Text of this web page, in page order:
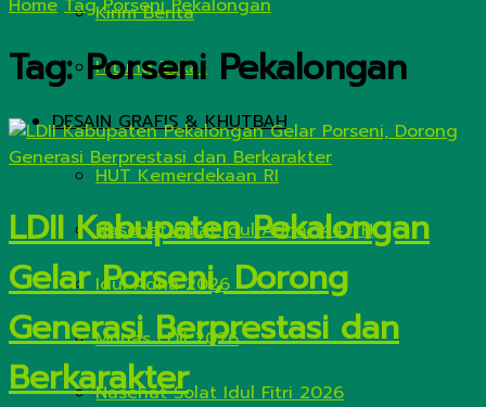
Kirim Berita
Hitung Zakat
DESAIN GRAFIS & KHUTBAH
HUT Kemerdekaan RI
Nasehat Salat Idul Adha 1447 H
Idul Adha 2026
Munas LDII 2026
Nasehat Solat Idul Fitri 2026
Home Tag Porseni Pekalongan
Tag:Porseni Pekalongan
LDII Kabupaten Pekalongan
Gelar Porseni, Dorong
Generasi Berprestasi dan
Berkarakter